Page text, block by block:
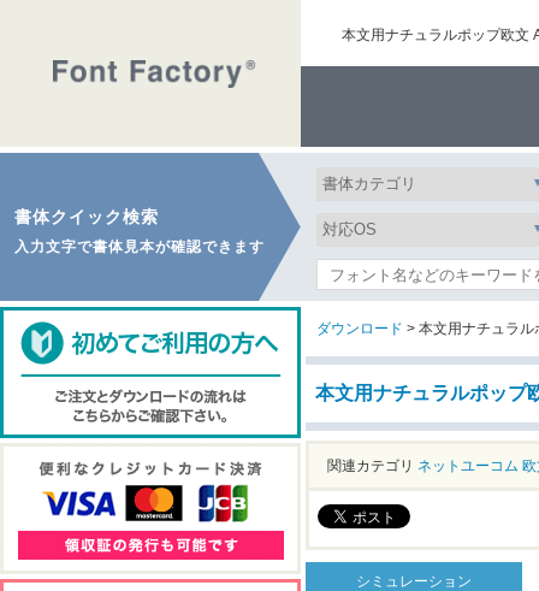
本文用ナチュラルポップ欧文
書体クイック検索
入力文字で書体見本が確認できます
ダウンロード > 本文用ナチュラ
本文用ナチュラルポッ
関連カテゴリ ネットユーコム
シミュレーション